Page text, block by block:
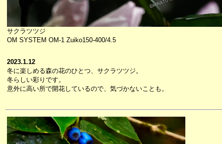
サクラツツジ
OM SYSTEM OM-1 Zuiko150-400/4.5
2023.1.12
冬に楽しめる森の花のひとつ、サクラツツジ。
冬らしい彩りです。
意外に高い所で開花しているので、気づかないことも。